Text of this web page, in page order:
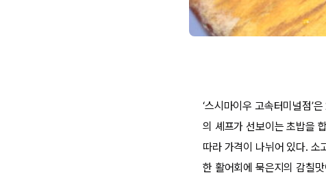
‘스시마이우 고속터미널점’
의 셰프가 선보이는 초밥을
따라 가격이 나뉘어 있다. 소
한 활어회에 묵은지의 감칠